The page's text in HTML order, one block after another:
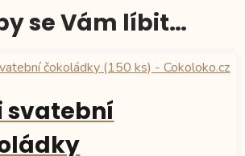
se Vám líbit…
svatební